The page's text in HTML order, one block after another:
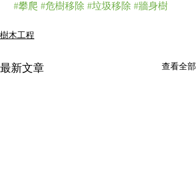
#攀爬 #危樹移除 #垃圾移除 #牆身樹
樹木工程
最新文章 查看全部